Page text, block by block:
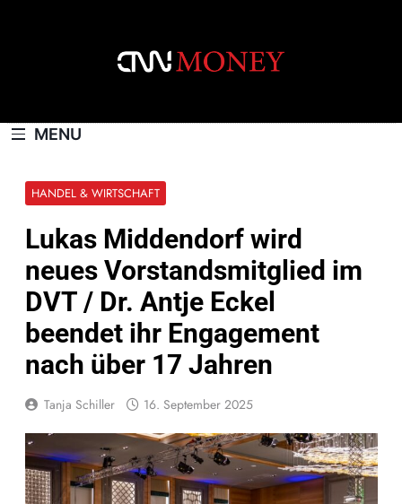
MENU
HANDEL & WIRTSCHAFT
Lukas Middendorf wird
neues Vorstandsmitglied im
DVT / Dr. Antje Eckel
beendet ihr Engagement
nach über 17 Jahren
Tanja Schiller 16. September 2025